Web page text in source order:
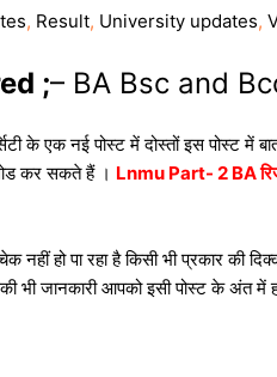
, Result, University updates,
;– BA Bsc and
के एक नई पोस्ट में दोस्तों इस
कर सकते हैं । Lnmu Part- 2 BA
हो पा रहा है किसी भी प्रकार की
भी जानकारी आपको इसी पोस्ट के अंत